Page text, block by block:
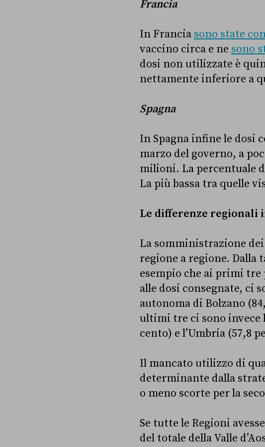
Francia
In Francia sono state
vaccino circa e ne sono
dosi non utilizzate è
nettamente inferiore a
Spagna
In Spagna infine le dosi
marzo del governo, a
milioni. La percentuale
La più bassa tra quelle
Le differenze regionali
La somministrazione
regione a regione. Dalla
esempio che ai primi
alle dosi consegnate, ci
autonoma di Bolzano
ultimi tre ci sono invece
cento) e l’Umbria (57,8
Il mancato utilizzo di
determinante dalla
o meno scorte per la
Se tutte le Regioni
del totale della Valle